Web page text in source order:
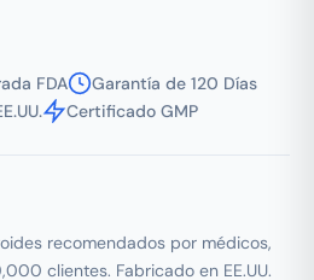
FDA
Garantía de 120 Días
Certificado GMP
recomendados por médicos,
clientes. Fabricado en EE.UU.